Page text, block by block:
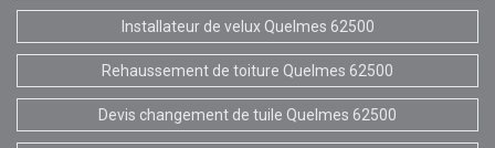
Installateur de velux Quelmes 62500
Rehaussement de toiture Quelmes 62500
Devis changement de tuile Quelmes 62500